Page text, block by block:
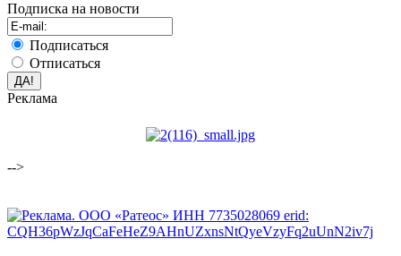
Подписка на новости
Подписаться
Отписаться
Реклама
-->